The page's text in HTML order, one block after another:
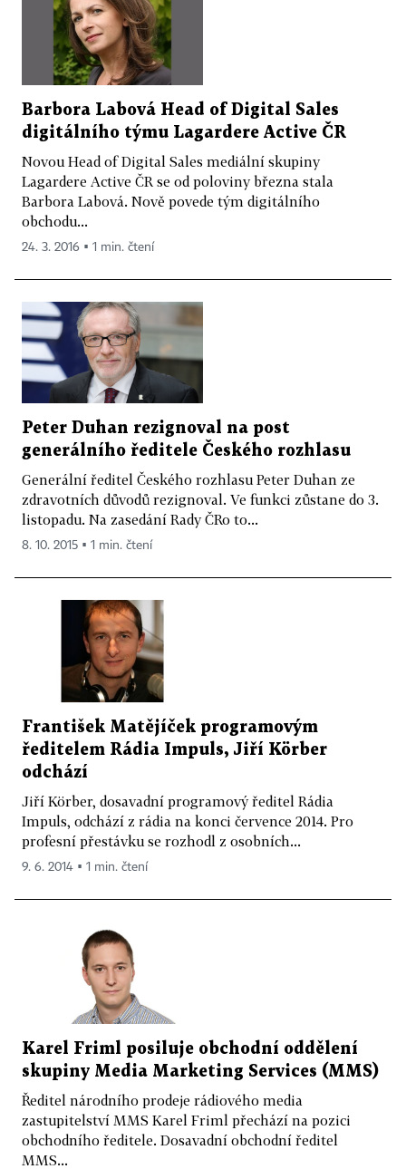
Barbora Labová Head of Digital Sales
digitálního týmu Lagardere Active ČR
Novou Head of Digital Sales mediální skupiny
Lagardere Active ČR se od poloviny března stala
Barbora Labová. Nově povede tým digitálního
obchodu...
24. 3. 2016 ▪ 1 min. čtení
Peter Duhan rezignoval na post
generálního ředitele Českého rozhlasu
Generální ředitel Českého rozhlasu Peter Duhan ze
zdravotních důvodů rezignoval. Ve funkci zůstane do 3.
listopadu. Na zasedání Rady ČRo to...
8. 10. 2015 ▪ 1 min. čtení
František Matějíček programovým
ředitelem Rádia Impuls, Jiří Körber
odchází
Jiří Körber, dosavadní programový ředitel Rádia
Impuls, odchází z rádia na konci července 2014. Pro
profesní přestávku se rozhodl z osobních...
9. 6. 2014 ▪ 1 min. čtení
Karel Friml posiluje obchodní oddělení
skupiny Media Marketing Services (MMS)
Ředitel národního prodeje rádiového media
zastupitelství MMS Karel Friml přechází na pozici
obchodního ředitele. Dosavadní obchodní ředitel
MMS...